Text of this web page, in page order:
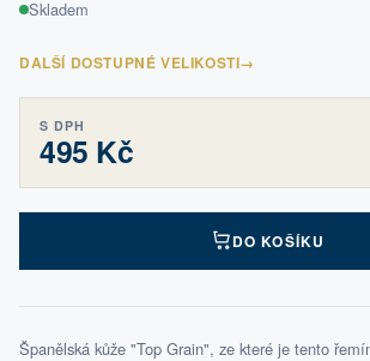
Skladem
DALŠÍ DOSTUPNÉ VELIKOSTI→
S DPH
495 Kč
DO KOŠÍKU
Španělská kůže "Top Grain", ze které je tento